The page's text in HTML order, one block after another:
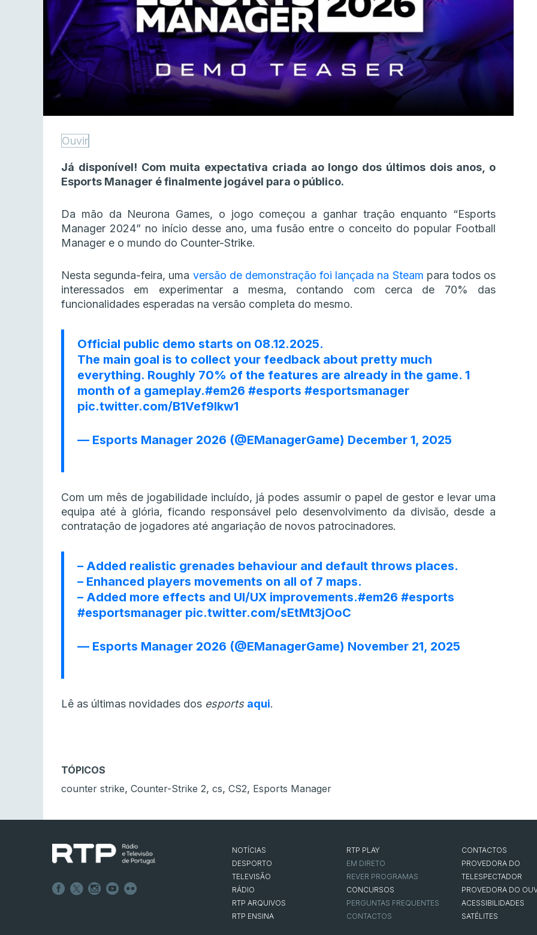
Ouvir
Já disponível! Com muita expectativa criada ao longo dos últimos dois anos, o
Esports Manager é finalmente jogável para o público.
Da mão da Neurona Games, o jogo começou a ganhar tração enquanto “Esports
Manager 2024” no início desse ano, uma fusão entre o conceito do popular Football
Manager e o mundo do Counter-Strike.
Nesta segunda-feira, uma versão de demonstração foi lançada na Steam para todos os
interessados em experimentar a mesma, contando com cerca de 70% das
funcionalidades esperadas na versão completa do mesmo.
Official public demo starts on 08.12.2025.
The main goal is to collect your feedback about pretty much
everything. Roughly 70% of the features are already in the game. 1
month of a gameplay.#em26 #esports #esportsmanager
pic.twitter.com/B1Vef9Ikw1
— Esports Manager 2026 (@EManagerGame) December 1, 2025
Com um mês de jogabilidade incluído, já podes assumir o papel de gestor e levar uma
equipa até à glória, ficando responsável pelo desenvolvimento da divisão, desde a
contratação de jogadores até angariação de novos patrocinadores.
– Added realistic grenades behaviour and default throws places.
– Enhanced players movements on all of 7 maps.
– Added more effects and UI/UX improvements.#em26 #esports
#esportsmanager pic.twitter.com/sEtMt3jOoC
— Esports Manager 2026 (@EManagerGame) November 21, 2025
Lê as últimas novidades dos esports aqui.
TÓPICOS
counter strike, Counter-Strike 2, cs, CS2, Esports Manager
NOTÍCIAS
DESPORTO
TELEVISÃO
RÁDIO
RTP ARQUIVOS
RTP ENSINA
RTP PLAY
EM DIRETO
REVER PROGRAMAS
CONCURSOS
PERGUNTAS FREQUENTES
CONTACTOS
CONTACTOS
PROVEDORA DO
TELESPECTADOR
PROVEDORA DO
ACESSIBILIDADES
SATÉLITES